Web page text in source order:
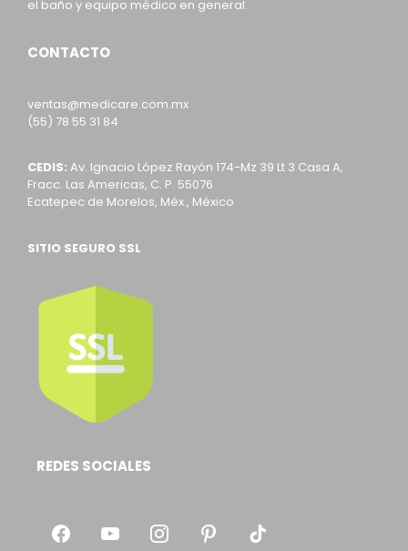
el baño y equipo médico en general.
CONTACTO
ventas@medicare.com.mx
(55) 78 55 31 84
CEDIS: Av. Ignacio López Rayón 174-Mz 39 Lt 3 Casa A,
Fracc. Las Americas, C. P. 55076
Ecatepec de Morelos, Méx., México
SITIO SEGURO SSL
REDES SOCIALES